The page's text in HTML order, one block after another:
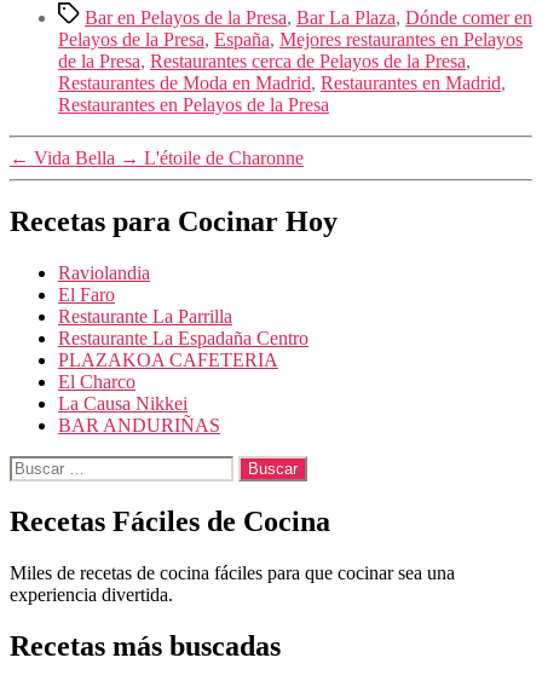
Etiquetas
Bar en Pelayos de la Presa, Bar La Plaza, Dónde comer en
Pelayos de la Presa, España, Mejores restaurantes en Pelayos
de la Presa, Restaurantes cerca de Pelayos de la Presa,
Restaurantes de Moda en Madrid, Restaurantes en Madrid,
Restaurantes en Pelayos de la Presa
← Vida Bella → L'étoile de Charonne
Recetas para Cocinar Hoy
Raviolandia
El Faro
Restaurante La Parrilla
Restaurante La Espadaña Centro
PLAZAKOA CAFETERIA
El Charco
La Causa Nikkei
BAR ANDURIÑAS
Buscar:
Recetas Fáciles de Cocina
Miles de recetas de cocina fáciles para que cocinar sea una
experiencia divertida.
Recetas más buscadas